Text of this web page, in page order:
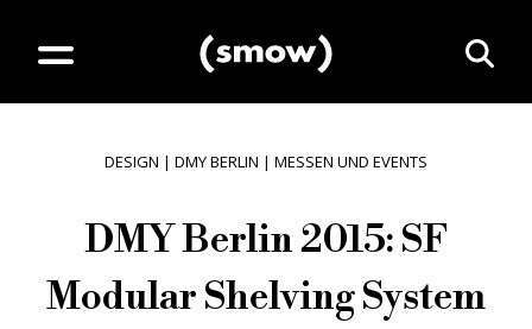
DESIGN | DMY BERLIN | MESSEN UND EVENTS
DMY Berlin 2015: SF
Modular Shelving System